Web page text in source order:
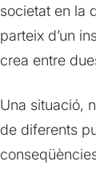
societat en la
parteix d’un
crea entre
Una situació,
de diferents